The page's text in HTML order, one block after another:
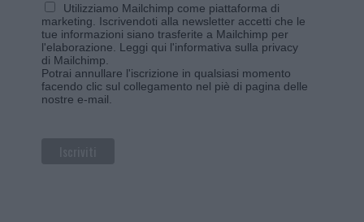
Utilizziamo Mailchimp come piattaforma di
marketing. Iscrivendoti alla newsletter accetti che le
tue informazioni siano trasferite a Mailchimp per
l'elaborazione. Leggi qui l'informativa sulla privacy
di Mailchimp
Potrai annullare l'iscrizione in qualsiasi momento
facendo clic sul collegamento nel piè di pagina delle
nostre e-mail.